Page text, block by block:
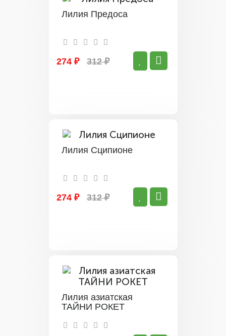
Лилия Предоса
274 ₽ 312 ₽
Лилия Сципионе
274 ₽ 312 ₽
Лилия азиатская
ТАЙНИ РОКЕТ